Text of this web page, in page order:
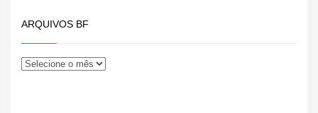
ARQUIVOS BF